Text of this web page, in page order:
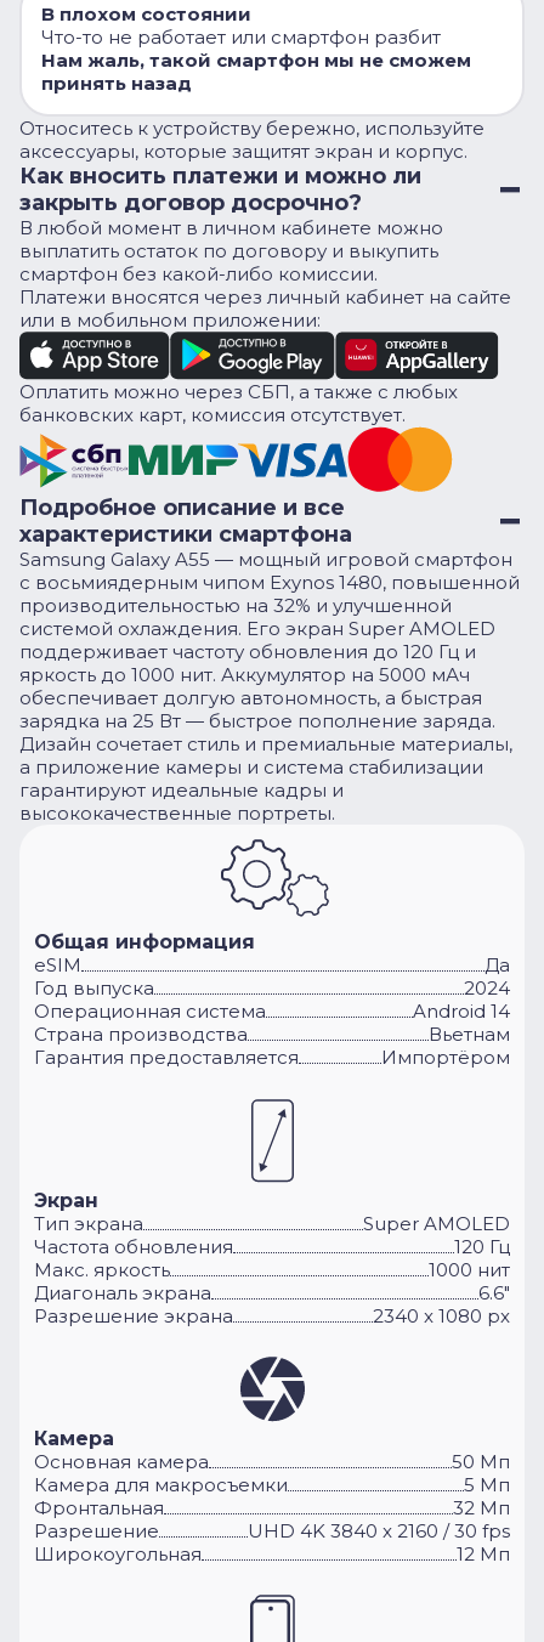
В плохом состоянии
Что-то не работает или смартфон разбит
Нам жаль, такой смартфон мы не сможем
принять назад
Относитесь к устройству бережно, используйте
аксессуары, которые защитят экран и корпус.
Как вносить платежи и можно ли
закрыть договор досрочно?
В любой момент в личном кабинете можно
выплатить остаток по договору и выкупить
смартфон без какой-либо комиссии.
Платежи вносятся через личный кабинет на сайте
или в мобильном приложении:
Оплатить можно через СБП, а также с любых
банковских карт, комиссия отсутствует.
Подробное описание и все
характеристики смартфона
Samsung Galaxy A55 — мощный игровой смартфон
с восьмиядерным чипом Exynos 1480, повышенной
производительностью на 32% и улучшенной
системой охлаждения. Его экран Super AMOLED
поддерживает частоту обновления до 120 Гц и
яркость до 1000 нит. Аккумулятор на 5000 мАч
обеспечивает долгую автономность, а быстрая
зарядка на 25 Вт — быстрое пополнение заряда.
Дизайн сочетает стиль и премиальные материалы,
а приложение камеры и система стабилизации
гарантируют идеальные кадры и
высококачественные портреты.
Общая информация
eSIM
Да
Год выпуска
2024
Операционная система
Android 14
Cтрана производства
Вьетнам
Гарантия предоставляется
Импортёром
Экран
Тип экрана
Super AMOLED
Частота обновления
120 Гц
Макс. яркость
1000 нит
Диагональ экрана
6.6"
Разрешение экрана
2340 x 1080 px
Камера
Основная камера
50 Мп
Камера для макросъемки
5 Мп
Фронтальная
32 Мп
Разрешение
UHD 4K 3840 x 2160 / 30 fps
Широкоугольная
12 Мп